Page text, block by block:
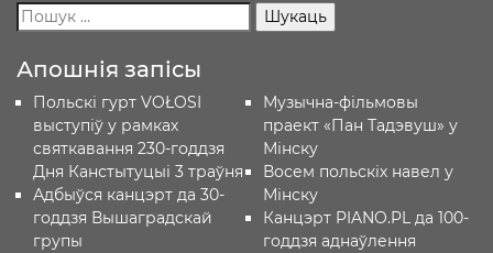
Апошнія запісы
Польскі гурт VOŁOSI
выступіў у рамках
святкавання 230-годдзя
Дня Канстытуцыі 3 траўня
Адбыўся канцэрт да 30-
годдзя Вышаградскай
групы
Музычна-фільмовы
праект «Пан Тадэвуш» у
Мінску
Восем польскіх навел у
Мінску
Канцэрт PIANO.PL да 100-
годдзя аднаўлення